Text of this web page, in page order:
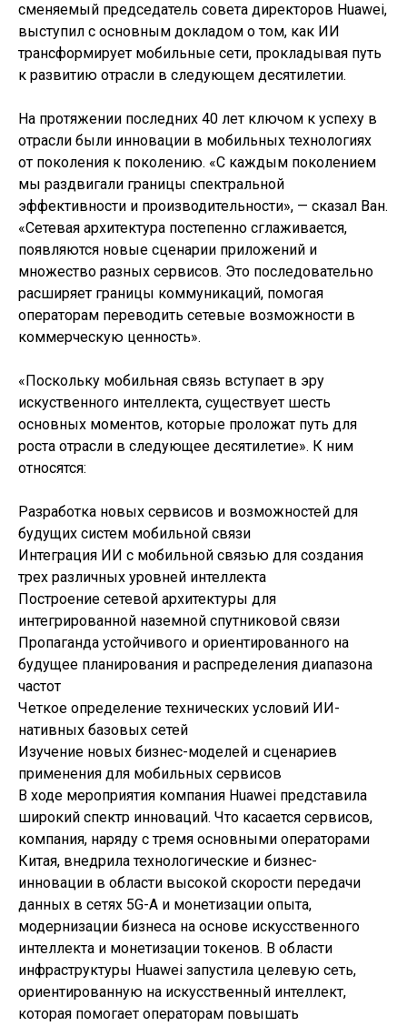
сменяемый председатель совета директоров Huawei,
выступил с основным докладом о том, как ИИ
трансформирует мобильные сети, прокладывая путь
к развитию отрасли в следующем десятилетии.
На протяжении последних 40 лет ключом к успеху в
отрасли были инновации в мобильных технологиях
от поколения к поколению. «С каждым поколением
мы раздвигали границы спектральной
эффективности и производительности», — сказал Ван.
«Сетевая архитектура постепенно сглаживается,
появляются новые сценарии приложений и
множество разных сервисов. Это последовательно
расширяет границы коммуникаций, помогая
операторам переводить сетевые возможности в
коммерческую ценность».
«Поскольку мобильная связь вступает в эру
искуственного интеллекта, существует шесть
основных моментов, которые проложат путь для
роста отрасли в следующее десятилетие». К ним
относятся:
Разработка новых сервисов и возможностей для
будущих систем мобильной связи
Интеграция ИИ с мобильной связью для создания
трех различных уровней интеллекта
Построение сетевой архитектуры для
интегрированной наземной спутниковой связи
Пропаганда устойчивого и ориентированного на
будущее планирования и распределения диапазона
частот
Четкое определение технических условий ИИ-
нативных базовых сетей
Изучение новых бизнес-моделей и сценариев
применения для мобильных сервисов
В ходе мероприятия компания Huawei представила
широкий спектр инноваций. Что касается сервисов,
компания, наряду с тремя основными операторами
Китая, внедрила технологические и бизнес-
инновации в области высокой скорости передачи
данных в сетях 5G-A и монетизации опыта,
модернизации бизнеса на основе искусственного
интеллекта и монетизации токенов. В области
инфраструктуры Huawei запустила целевую сеть,
ориентированную на искусственный интеллект,
которая помогает операторам повышать